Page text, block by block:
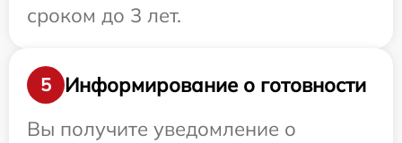
сроком до 3 лет.
5
Информирование о готовности
Вы получите уведомление о